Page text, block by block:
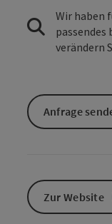
Wir haben
passendes
verändern
Anfrage
Zur Website